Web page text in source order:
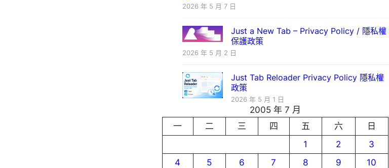
2026 年 5 月 7 日
Just a New Tab – Privacy Policy / 隱私權
保護政策
2026 年 5 月 2 日
Just Tab Reloader Privacy Policy 隱私權
政策
2026 年 5 月 1 日
2005 年 7 月
一
二 三 四 五 六
日
1
2
3
4
5 6 7 8 9
10